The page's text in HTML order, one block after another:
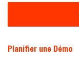
Planifier une Démo